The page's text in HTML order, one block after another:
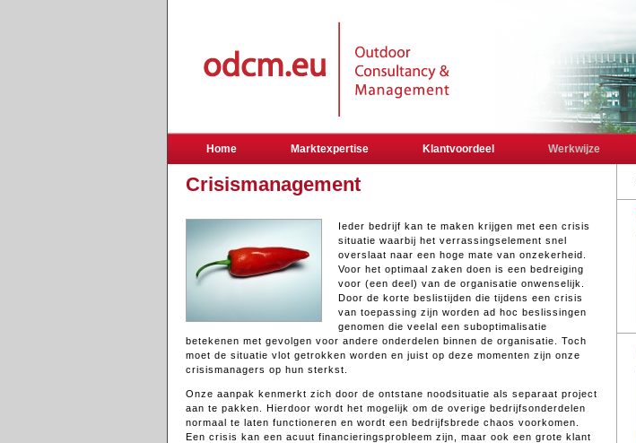
Home Marktexpertise Klantvoordeel Werkwijze
Crisismanagement
Ieder bedrijf kan te maken krijgen met een crisis
situatie waarbij het verrassingselement snel
overslaat naar een hoge mate van onzekerheid.
Voor het optimaal zaken doen is een bedreiging
voor (een deel) van de organisatie onwenselijk.
Door de korte beslistijden die tijdens een crisis
van toepassing zijn worden ad hoc beslissingen
genomen die veelal een suboptimalisatie
betekenen met gevolgen voor andere onderdelen binnen de organisatie. Toch
moet de situatie vlot getrokken worden en juist op deze momenten zijn onze
crisismanagers op hun sterkst.
Onze aanpak kenmerkt zich door de ontstane noodsituatie als separaat project
aan te pakken. Hierdoor wordt het mogelijk om de overige bedrijfsonderdelen
normaal te laten functioneren en wordt een bedrijfsbrede chaos voorkomen.
Een crisis kan een acuut financieringsprobleem zijn, maar ook een grote klant